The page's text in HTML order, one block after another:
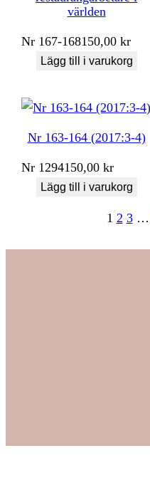
världen
Nr 167-168150,00kr
Lägg till i varukorg
Nr 163-164 (2017:3-4)
Nr 1294150,00kr
Lägg till i varukorg
1 2 3 …